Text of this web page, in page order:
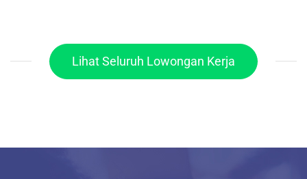
Lihat Seluruh Lowongan Kerja